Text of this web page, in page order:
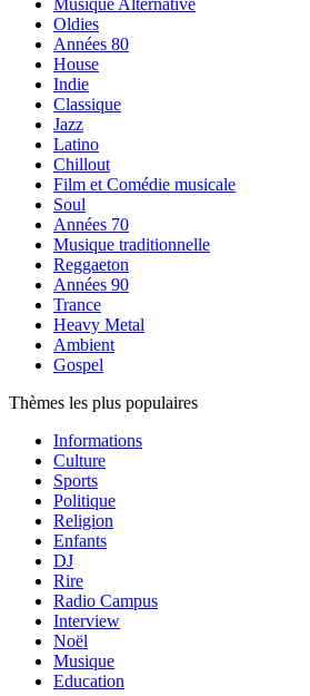
Musique Alternative
Oldies
Années 80
House
Indie
Classique
Jazz
Latino
Chillout
Film et Comédie musicale
Soul
Années 70
Musique traditionnelle
Reggaeton
Années 90
Trance
Heavy Metal
Ambient
Gospel
Thèmes les plus populaires
Informations
Culture
Sports
Politique
Religion
Enfants
DJ
Rire
Radio Campus
Interview
Noël
Musique
Education